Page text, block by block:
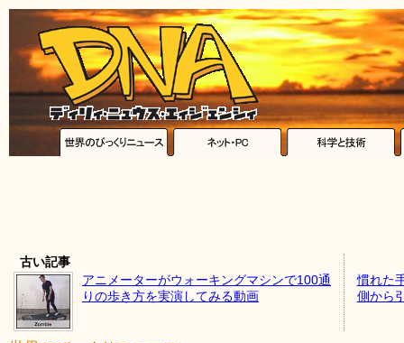
古い記事
アニメーターがウォーキングマシンで100通
りの歩き方を実演してみる動画
慣れた
側から